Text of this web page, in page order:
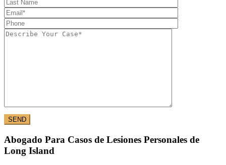
Abogado Para Casos de Lesiones Personales de
Long Island